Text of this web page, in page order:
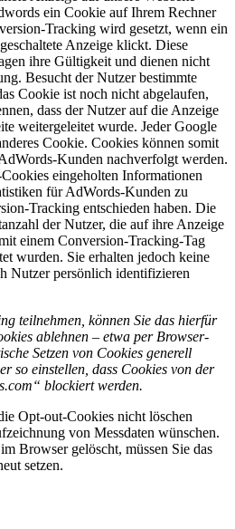
ein Cookie auf Ihrem Rechner
Tracking wird gesetzt, wenn ein
Anzeige klickt. Diese
ihre Gültigkeit und dienen nicht
Besucht der Nutzer bestimmte
Cookie ist noch nicht abgelaufen,
dass der Nutzer auf die Anzeige
weitergeleitet wurde. Jeder Google
Cookie. Cookies können somit
Kunden nachverfolgt werden.
eingeholten Informationen
für AdWords-Kunden zu
Tracking entschieden haben. Die
der Nutzer, die auf ihre Anzeige
einem Conversion-Tracking-Tag
wurden. Sie erhalten jedoch keine
Nutzer persönlich identifizieren
teilnehmen, können Sie das hierfür
ablehnen – etwa per Browser-
Setzen von Cookies generell
so einstellen, dass Cookies von der
blockiert werden.
Opt-out-Cookies nicht löschen
von Messdaten wünschen.
Browser gelöscht, müssen Sie das
setzen.